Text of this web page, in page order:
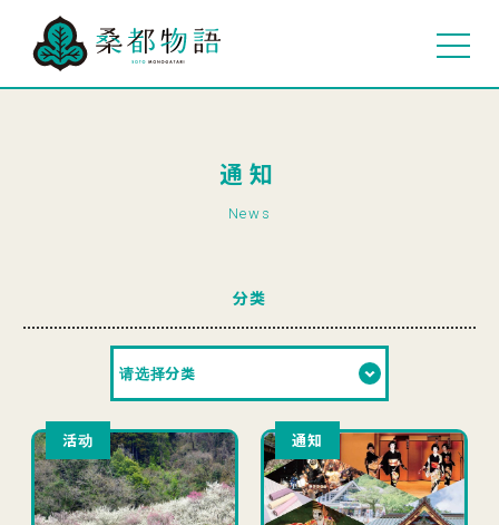
通知
News
分类
活动 通知